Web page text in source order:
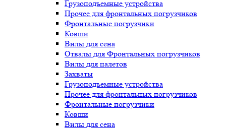
Грузоподъемные устройства
Прочее для фронтальных погрузчиков
Фронтальные погрузчики
Ковши
Вилы для сена
Отвалы для Фронтальных погрузчиков
Вилы для палетов
Захваты
Грузоподъемные устройства
Прочее для фронтальных погрузчиков
Фронтальные погрузчики
Ковши
Вилы для сена